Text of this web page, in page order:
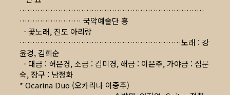
………………………………………………………………
…………………… 국악예술단 흥
- 꽃노래, 진도 아리랑
………………………………………………………노래 : 강
윤경, 김희순
- 대금 : 허은경, 소금 : 김미경, 해금 : 이은주, 가야금 : 심문
숙, 장구 : 남정화
* Ocarina Duo (오카리나 이중주)